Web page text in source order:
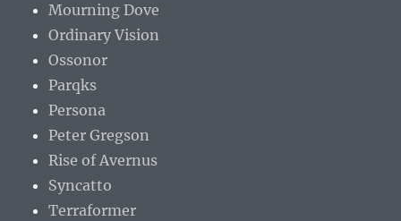
Mourning Dove
Ordinary Vision
Ossonor
Parqks
Persona
Peter Gregson
Rise of Avernus
Syncatto
Terraformer